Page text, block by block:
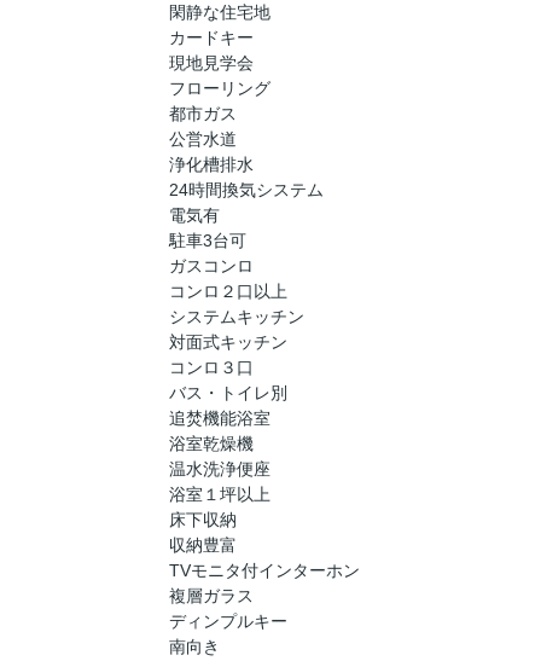
閑静な住宅地
カードキー
現地見学会
フローリング
都市ガス
公営水道
浄化槽排水
24時間換気システム
電気有
駐車3台可
ガスコンロ
コンロ２口以上
システムキッチン
対面式キッチン
コンロ３口
バス・トイレ別
追焚機能浴室
浴室乾燥機
温水洗浄便座
浴室１坪以上
床下収納
収納豊富
TVモニタ付インターホン
複層ガラス
ディンプルキー
南向き